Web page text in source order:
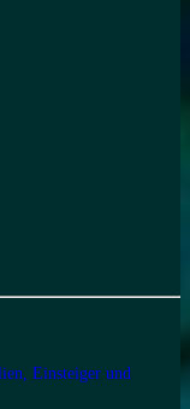
Einsteiger und